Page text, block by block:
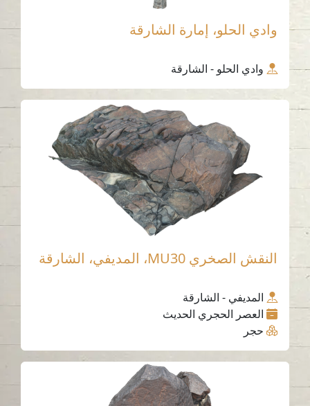
وادي الحلو، إمارة الشارقة
وادي الحلو - الشارقة
النقش الصخري MU30، المديفي، الشارقة
المديفي - الشارقة
العصر الحجري الحديث
حجر